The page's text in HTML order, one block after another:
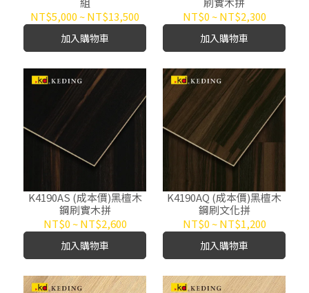
NT$5,000~NT$13,500
加入購物車
NT$0~NT$2,300
加入購物車
K4190AS (成本價)黑檀木
鋼刷實木拼
NT$0~NT$2,600
加入購物車
K4190AQ (成本價)黑檀木
鋼刷文化拼
NT$0~NT$1,200
加入購物車